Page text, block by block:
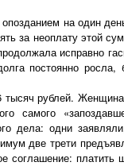
на один
за неоплату этой
исправно
постоянно росла,
тысяч рублей.
самого
дела: одни
две трети
соглашение: платить